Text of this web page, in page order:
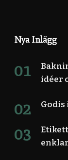
Nya Inlägg
idéer
Godis